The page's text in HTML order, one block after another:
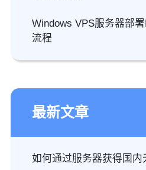
Windows VPS服务器部
流程
最新文章
如何通过服务器获得国